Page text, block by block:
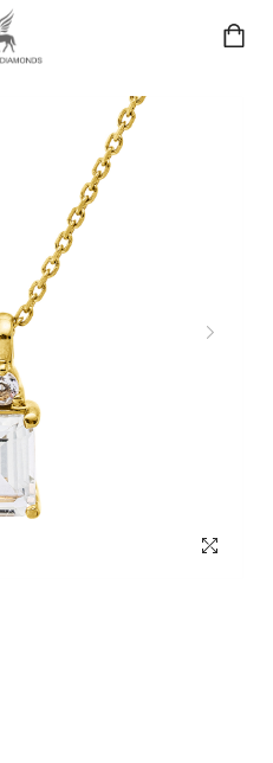
COLLECTION